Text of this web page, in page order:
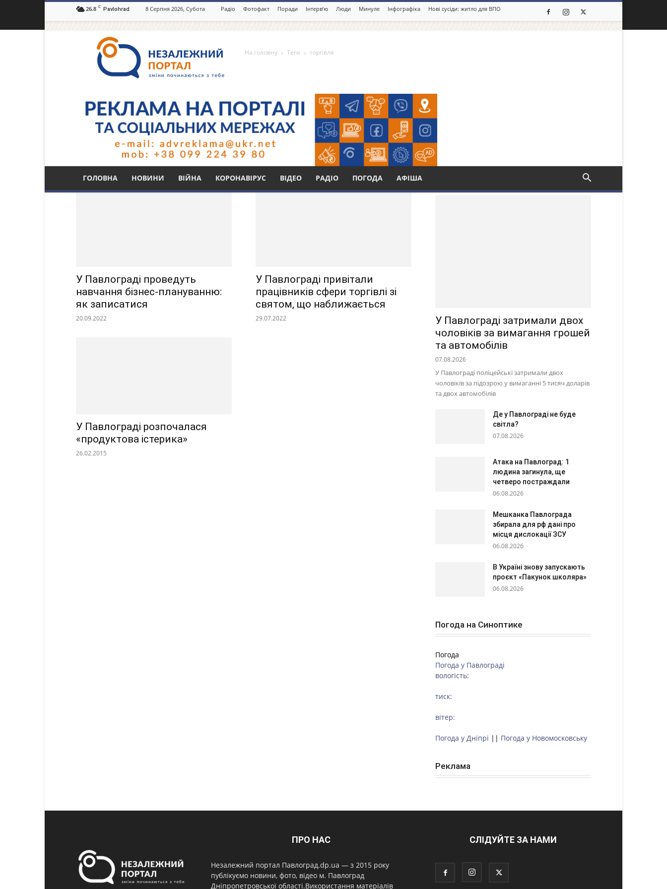
26.8 C Pavlohrad 8 Серпня 2026, Субота Радіо Фотофакт Поради Інтерв’ю Люди Минуле Інфографіка Нові сусіди: житло для ВПО
портал
Павлоград.dp.ua
ГОЛОВНА НОВИНИ ВІЙНА КОРОНАВІРУС ВІДЕО РАДІО ПОГОДА АФІША
На головну Теги торгівля
Тег: торгівля
У Павлограді проведуть
навчання бізнес-плануванню:
як записатися
20.09.2022
У Павлограді привітали
працівників сфери торгівлі зі
святом, що наближається
29.07.2022
У Павлограді розпочалася
«продуктова істерика»
26.02.2015
У Павлограді затримали двох
чоловіків за вимагання грошей
та автомобілів
07.08.2026
У Павлограді поліцейські затримали двох
чоловіків за підозрою у вимаганні 5 тисяч доларів
та двох автомобілів
Де у Павлограді не буде
світла?
07.08.2026
Атака на Павлоград: 1
людина загинула, ще
четверо постраждали
06.08.2026
Мешканка Павлограда
збирала для рф дані про
місця дислокації ЗСУ
06.08.2026
В Україні знову запускають
проєкт «Пакунок школяра»
06.08.2026
Погода на Синоптике
Погода
Погода у Павлограді
вологість:
тиск:
вітер:
Погода у Дніпрі || Погода у Новомосковську
Реклама
ПРО НАС
Незалежний портал Павлоград.dp.ua — з 2015 року
публікуємо новини, фото, відео м. Павлоград
Дніпропетровської області.Використання матеріалів
СЛІДУЙТЕ ЗА НАМИ